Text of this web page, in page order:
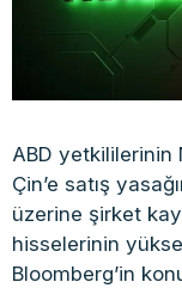
ABD
Çin’e satış
üzerine şirket
hisselerinin
Bloomberg’in